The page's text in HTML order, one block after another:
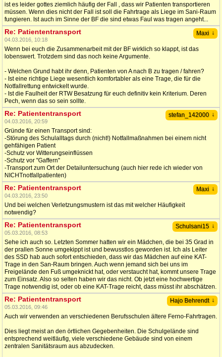
ist es leider gottes ziemlich häufig der Fall , dass wir Patienten transportieren
müssen. Wenn dies nicht der Fall ist soll die Fahrtrage als Liege im Sani-Raum
fungieren. Ist auch im Sinne der BF die sind etwas Faul was tragen angeht...
Maxi ↓
Re: Patiententransport
04.03.2016, 10:18
Wenn bei euch die Zusammenarbeit mit der BF wirklich so klappt, ist das
lobenswert. Trotzdem sind das noch keine Argumente.
- Welchen Grund habt ihr denn, Patienten von A nach B zu tragen / fahren?
- Ist eine richtige Liege wesentlich komfortabler als eine Trage, die für die
Notfallrettung entwickelt wurde.
- Ist die Faulheit der RTW Besatzung für euch definitiv kein Kriterium. Deren
Pech, wenn das so sein sollte.
stefan_142000 ↓
Re: Patiententransport
04.03.2016, 20:59
Gründe für einen Transport sind:
-Störung des Schulalltags durch (nicht!) Notfallmaßnahmen bei einem nicht
gehfähigen Patient
-Schutz vor Witterungseinflüssen
-Schutz vor "Gaffern"
-Transport zum Ort der Detailuntersuchung (auch hier rede ich wieder von
NICHTnotfallpatienten)
Maxi ↓
Re: Patiententransport
04.03.2016, 23:50
Und bei welchen Verletzungsmustern ist das mit welcher Häufigkeit
notwendig?
Schulsani15 ↓
Re: Patiententransport
05.03.2016, 08:53
Sehe ich auch so. Letzten Sommer hatten wir ein Mädchen, die bei 35 Grad in
der prallen Sonne umgekippt ist und bewusstlos geworden ist. Ich als Leiter
des SSD hab auch sofort entschieden, dass wir das Mädchen auf eine KAT-
Trage in den San-Raum bringen. Auch wenn jemand sich bei uns im
Freigelände den Fuß umgeknickt hat, oder verstaucht hat, kommt unsere Trage
zum Einsatz. Also so selten haben wir das nicht. Ob jetzt eine hochwertige
Trage notwendig ist, oder ob eine KAT-Trage reicht, dass müsst ihr abschätzen.
Hajo Behrendt ↓
Re: Patiententransport
05.03.2016, 09:46
Auch wir verwenden an verschiedenen Berufsschulen ältere Ferno-Fahrtragen.
Dies liegt meist an den örtlichen Gegebenheiten. Die Schulgelände sind
entsprechend weitläufig, viele verschiedene Gebäude sind von einem
zentralen Sanitätsraum aus abzudecken.